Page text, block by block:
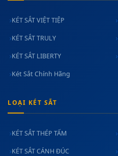
KÉT SẮT VIỆT TIỆP
KÉT SẮT TRULY
KÉT SẮT LIBERTY
Két Sắt Chính Hãng
LOẠI KÉT SẮT
KÉT SẮT THÉP TẤM
KÉT SẮT CÁNH ĐÚC